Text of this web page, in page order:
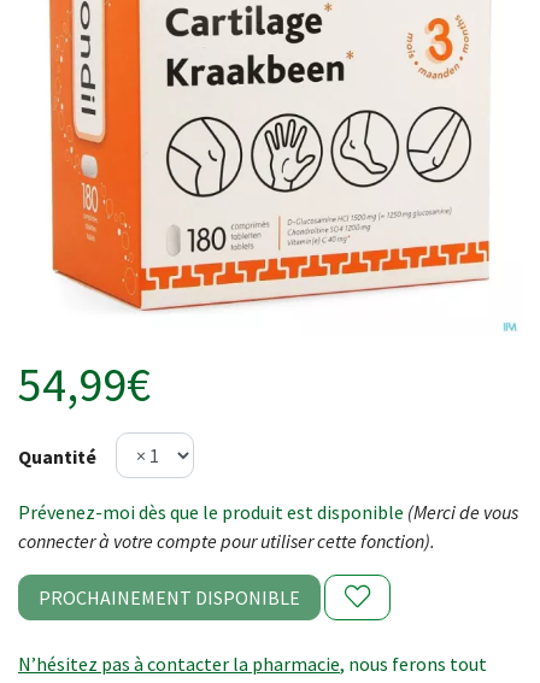
54,99€
Quantité
Prévenez-moi dès que le produit est disponible (Merci de vous
connecter à votre compte pour utiliser cette fonction).
PROCHAINEMENT DISPONIBLE
N’hésitez pas à contacter la pharmacie, nous ferons tout